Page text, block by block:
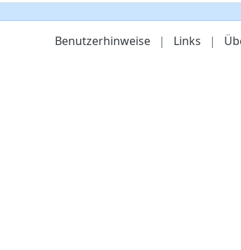
Benutzerhinweise | Links |